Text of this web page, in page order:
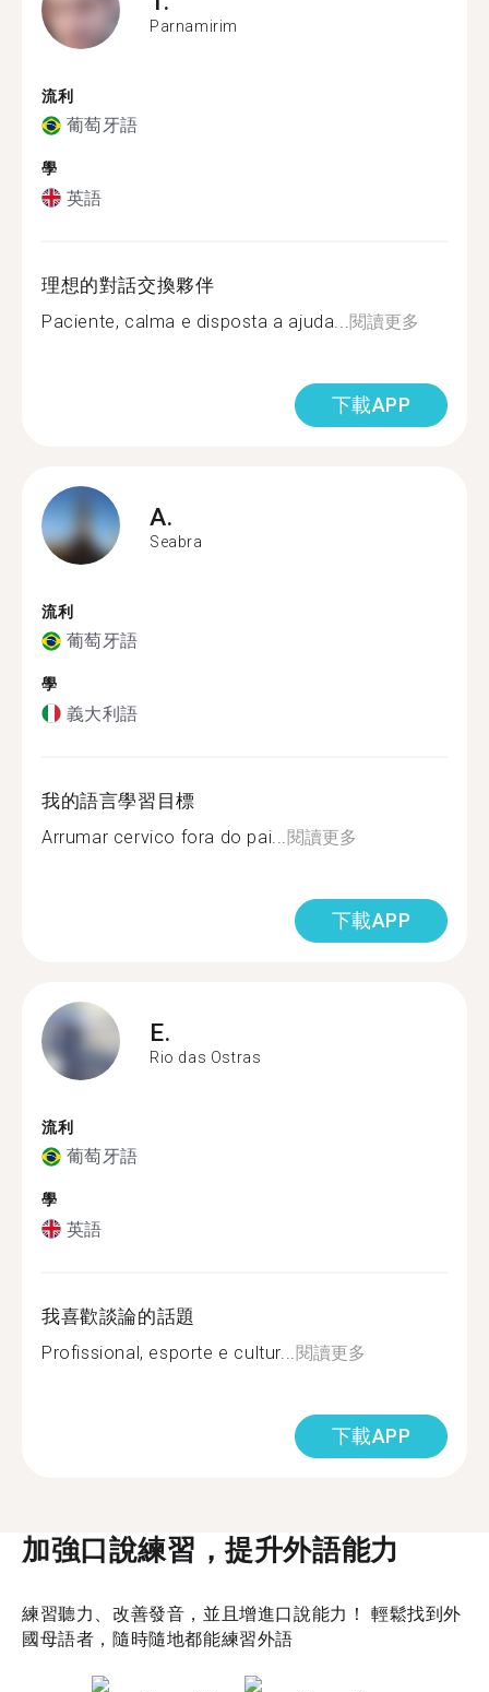
Parnamirim
流利
葡萄牙語
學
英語
理想的對話交換夥伴
Paciente, calma e disposta a ajuda... 閱讀更多
下載APP
A.
Seabra
流利
葡萄牙語
學
義大利語
我的語言學習目標
Arrumar cervico fora do pai... 閱讀更多
下載APP
E.
Rio das Ostras
流利
葡萄牙語
學
英語
我喜歡談論的話題
Profissional, esporte e cultur... 閱讀更多
下載APP
加強口說練習，提升外語能力
練習聽力、改善發音，並且增進口說能力！ 輕鬆找到外
國母語者，隨時隨地都能練習外語